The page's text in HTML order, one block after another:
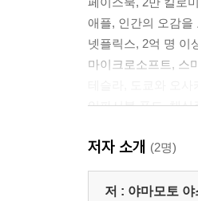
애플, 인간의 오감을
넷플릭스, 2억 명 이
마이크로소프트, 스
임파서블 푸드, 채식
크라우드 스트라이
쇼피파이, 아마존과
BATH가 GAFA를
저자 소개 (2명)
저 : 야마모토